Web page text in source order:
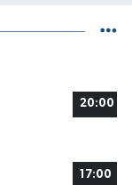
20:00
17:00